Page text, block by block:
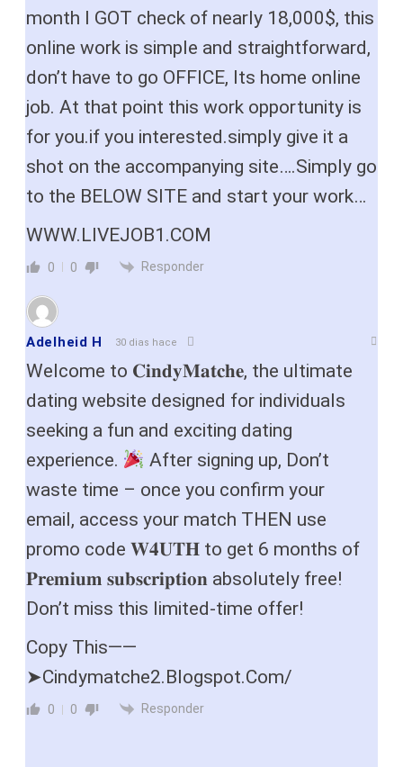
month I GOT check of nearly 18,000$, this
online work is simple and straightforward,
don’t have to go OFFICE, Its home online
job. At that point this work opportunity is
for you.if you interested.simply give it a
shot on the accompanying site….Simply go
to the BELOW SITE and start your work…
W­W­­W.L­I­V­E­­­J­O­­B­1.C­­O­M
0 0 Responder
Adelheid H 30 dias hace
Welcome to 𝐂𝐢𝐧𝐝𝐲𝐌𝐚𝐭𝐜𝐡𝐞, the ultimate
dating website designed for individuals
seeking a fun and exciting dating
experience.
After signing up, Don’t
waste time – once you confirm your
email, access your match THEN use
promo code 𝐖𝟒𝐔𝐓𝐇 to get 6 months of
𝐏𝐫𝐞𝐦𝐢𝐮𝐦 𝐬𝐮𝐛𝐬𝐜𝐫𝐢𝐩𝐭𝐢𝐨𝐧 absolutely free!
Don’t miss this limited-time offer!
Copy This——
➤Cindymatche2.Blogspot.Com/
0 0 Responder